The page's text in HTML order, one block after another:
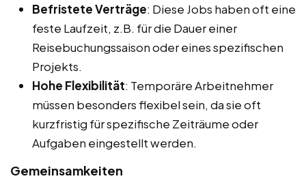
Befristete Verträge: Diese Jobs haben oft eine
feste Laufzeit, z.B. für die Dauer einer
Reisebuchungssaison oder eines spezifischen
Projekts.
Hohe Flexibilität: Temporäre Arbeitnehmer
müssen besonders flexibel sein, da sie oft
kurzfristig für spezifische Zeiträume oder
Aufgaben eingestellt werden.
Gemeinsamkeiten